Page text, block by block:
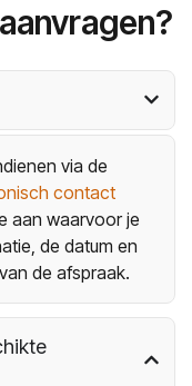
via de
contact
aan waarvoor je
de datum en
de afspraak.